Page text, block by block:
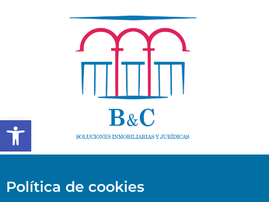
Abrir barra de herramientas
Política de cookies